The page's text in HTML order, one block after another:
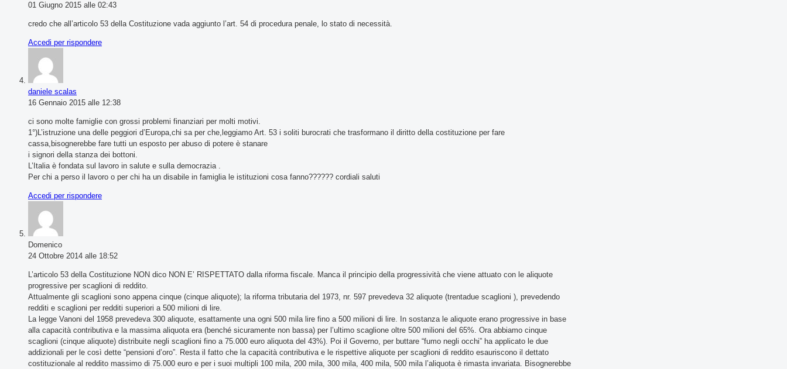
01 Giugno 2015 alle 02:43
credo che all’articolo 53 della Costituzione vada aggiunto l’art. 54 di procedura penale, lo stato di necessità.
Accedi per rispondere
daniele scalas
16 Gennaio 2015 alle 12:38
ci sono molte famiglie con grossi problemi finanziari per molti motivi.
1°)L’istruzione una delle peggiori d’Europa,chi sa per che,leggiamo Art. 53 i soliti burocrati che trasformano il diritto della costituzione per fare
cassa,bisognerebbe fare tutti un esposto per abuso di potere è stanare
i signori della stanza dei bottoni.
L’Italia è fondata sul lavoro in salute e sulla democrazia .
Per chi a perso il lavoro o per chi ha un disabile in famiglia le istituzioni cosa fanno?????? cordiali saluti
Accedi per rispondere
Domenico
24 Ottobre 2014 alle 18:52
L’articolo 53 della Costituzione NON dico NON E’ RISPETTATO dalla riforma fiscale. Manca il principio della progressività che viene attuato con le aliquote
progressive per scaglioni di reddito.
Attualmente gli scaglioni sono appena cinque (cinque aliquote); la riforma tributaria del 1973, nr. 597 prevedeva 32 aliquote (trentadue scaglioni ), prevedendo
redditi e scaglioni per redditi superiori a 500 milioni di lire.
La legge Vanoni del 1958 prevedeva 300 aliquote, esattamente una ogni 500 mila lire fino a 500 milioni di lire. In sostanza le aliquote erano progressive in base
alla capacità contributiva e la massima aliquota era (benché sicuramente non bassa) per l’ultimo scaglione oltre 500 milioni del 65%. Ora abbiamo cinque
scaglioni (cinque aliquote) distribuite negli scaglioni fino a 75.000 euro aliquota del 43%). Poi il Governo, per buttare “fumo negli occhi” ha applicato le due
addizionali per le così dette “pensioni d’oro”. Resta il fatto che la capacità contributiva e le rispettive aliquote per scaglioni di reddito esauriscono il dettato
costituzionale al reddito massimo di 75.000 euro e per i suoi multipli 100 mila, 200 mila, 300 mila, 400 mila, 500 mila l’aliquota è rimasta invariata. Bisognerebbe